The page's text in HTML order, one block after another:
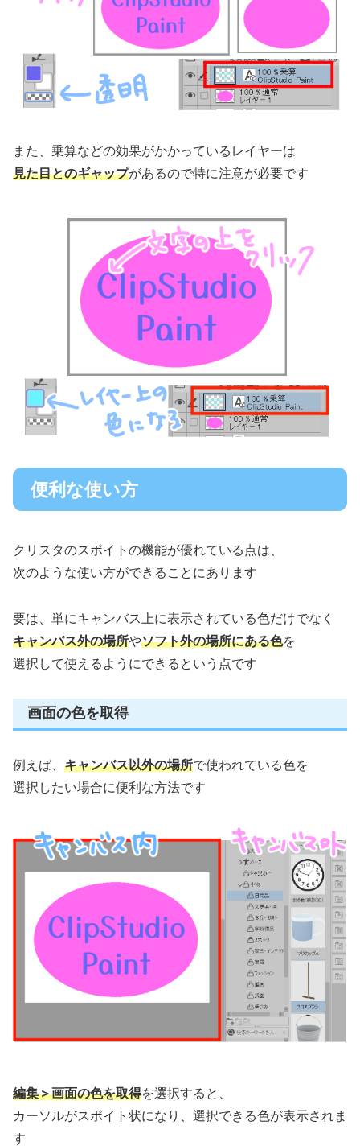
また、乗算などの効果がかかっているレイヤーは
見た目とのギャップがあるので特に注意が必要です
便利な使い方
クリスタのスポイトの機能が優れている点は、
次のような使い方ができることにあります
要は、単にキャンバス上に表示されている色だけでなく
キャンバス外の場所やソフト外の場所にある色を
選択して使えるようにできるという点です
画面の色を取得
例えば、 キャンバス以外の場所で使われている色を
選択したい場合に便利な方法です
編集＞画面の色を取得を選択すると、
カーソルがスポイト状になり、選択できる色が表示されま
す